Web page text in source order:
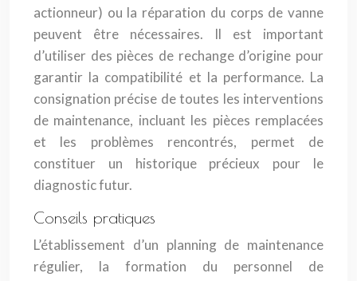
actionneur) ou la réparation du corps de vanne
peuvent être nécessaires. Il est important
d’utiliser des pièces de rechange d’origine pour
garantir la compatibilité et la performance. La
consignation précise de toutes les interventions
de maintenance, incluant les pièces remplacées
et les problèmes rencontrés, permet de
constituer un historique précieux pour le
diagnostic futur.
Conseils pratiques
L’établissement d’un planning de maintenance
régulier, la formation du personnel de